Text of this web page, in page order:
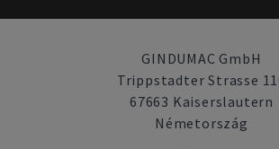
GINDUMAC GmbH
Trippstadter Strasse
67663 Kaiserslautern
Németország